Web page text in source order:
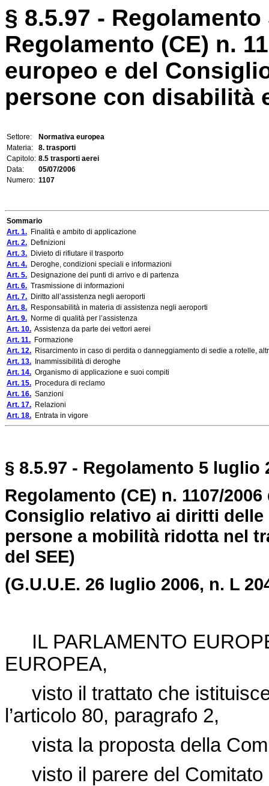
§ 8.5.97 -
Regolamento (CE) n.
europeo e del
persone con disabilità
Settore:
Normativa europea
Materia:
8. trasporti
Capitolo: 8.5 trasporti aerei
Data:
05/07/2006
Numero: 1107
Sommario
Art. 1. Finalità e ambito di applicazione
Art. 2. Definizioni
Art. 3. Divieto di rifiutare il trasporto
Art. 4. Deroghe, condizioni speciali e informazioni
Art. 5. Designazione dei punti di arrivo e di partenza
Art. 6. Trasmissione di informazioni
Art. 7. Diritto all’assistenza negli aeroporti
Art. 8. Responsabilità in materia di assistenza negli aeroporti
Art. 9. Norme di qualità per l’assistenza
Art. 10. Assistenza da parte dei vettori aerei
Art. 11. Formazione
Art. 12. Risarcimento in caso di perdita o danneggiamento di sedie a rotelle,
Art. 13. Inammissibilità di deroghe
Art. 14. Organismo di applicazione e suoi compiti
Art. 15. Procedura di reclamo
Art. 16. Sanzioni
Art. 17. Relazioni
Art. 18. Entrata in vigore
§ 8.5.97 - Regolamento 5 luglio
Regolamento (CE) n. 1107/
Consiglio relativo ai diritti
persone a mobilità ridotta nel
del SEE)
(G.U.U.E. 26 luglio 2006, n. L
IL PARLAMENTO
EUROPEA,
visto il trattato che
l’articolo 80, paragrafo 2,
vista la proposta della
visto il parere del